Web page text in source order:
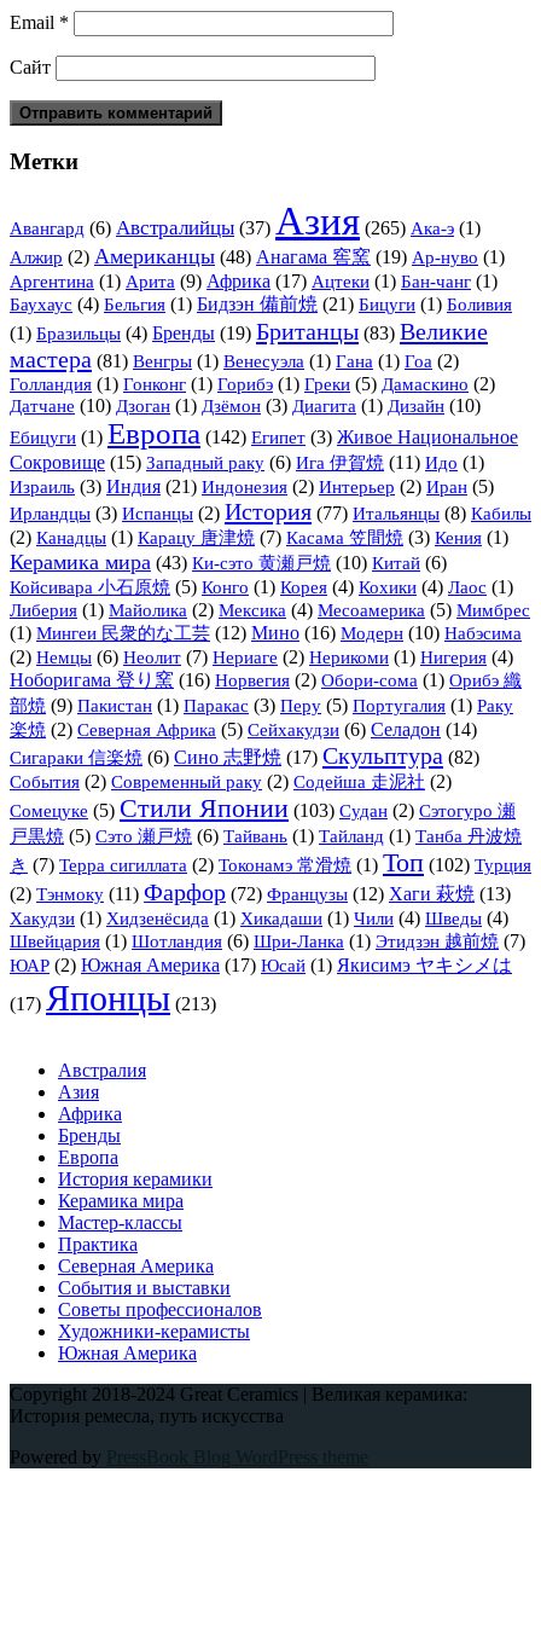
Email *
Сайт
Метки
Авангард (6) Австралийцы (37) Азия (265) Ака-э (1)
Алжир (2) Американцы (48) Анагама 窖窯 (19) Ар-нуво (1)
Аргентина (1) Арита (9) Африка (17) Ацтеки (1) Бан-чанг (1)
Баухаус (4) Бельгия (1) Бидзэн 備前焼 (21) Бицуги (1) Боливия
(1) Бразильцы (4) Бренды (19) Британцы (83) Великие
мастера (81) Венгры (1) Венесуэла (1) Гана (1) Гоа (2)
Голландия (1) Гонконг (1) Горибэ (1) Греки (5) Дамаскино (2)
Датчане (10) Дзоган (1) Дзёмон (3) Диагита (1) Дизайн (10)
Ебицуги (1) Европа (142) Египет (3) Живое Национальное
Сокровище (15) Западный раку (6) Ига 伊賀焼 (11) Идо (1)
Израиль (3) Индия (21) Индонезия (2) Интерьер (2) Иран (5)
Ирландцы (3) Испанцы (2) История (77) Итальянцы (8) Кабилы
(2) Канадцы (1) Карацу 唐津焼 (7) Касама 笠間焼 (3) Кения (1)
Керамика мира (43) Ки-сэто 黄瀬戸焼 (10) Китай (6)
Койсивара 小石原焼 (5) Конго (1) Корея (4) Кохики (4) Лаос (1)
Либерия (1) Майолика (2) Мексика (4) Месоамерика (5) Мимбрес
(1) Мингеи 民衆的な工芸 (12) Мино (16) Модерн (10) Набэсима
(2) Немцы (6) Неолит (7) Нериаге (2) Нерикоми (1) Нигерия (4)
Ноборигама 登り窯 (16) Норвегия (2) Обори-сома (1) Орибэ 織
部焼 (9) Пакистан (1) Паракас (3) Перу (5) Португалия (1) Раку
楽焼 (2) Северная Африка (5) Сейхакудзи (6) Селадон (14)
Сигараки 信楽焼 (6) Сино 志野焼 (17) Скульптура (82)
События (2) Современный раку (2) Содейша 走泥社 (2)
Сомецуке (5) Стили Японии (103) Судан (2) Сэтогуро 瀬
戸黒焼 (5) Сэто 瀬戸焼 (6) Тайвань (1) Тайланд (1) Танба 丹波焼
き (7) Терра сигиллата (2) Токонамэ 常滑焼 (1) Топ (102) Турция
(2) Тэнмоку (11) Фарфор (72) Французы (12) Хаги 萩焼 (13)
Хакудзи (1) Хидзенёсида (1) Хикадаши (1) Чили (4) Шведы (4)
Швейцария (1) Шотландия (6) Шри-Ланка (1) Этидзэн 越前焼 (7)
ЮАР (2) Южная Америка (17) Юсай (1) Якисимэ ヤキシメは
(17) Японцы (213)
Австралия
Азия
Африка
Бренды
Европа
История керамики
Керамика мира
Мастер-классы
Практика
Северная Америка
События и выставки
Советы профессионалов
Художники-керамисты
Южная Америка
Copyright 2018-2024 Great Ceramics | Великая керамика:
История ремесла, путь искусства
Powered by